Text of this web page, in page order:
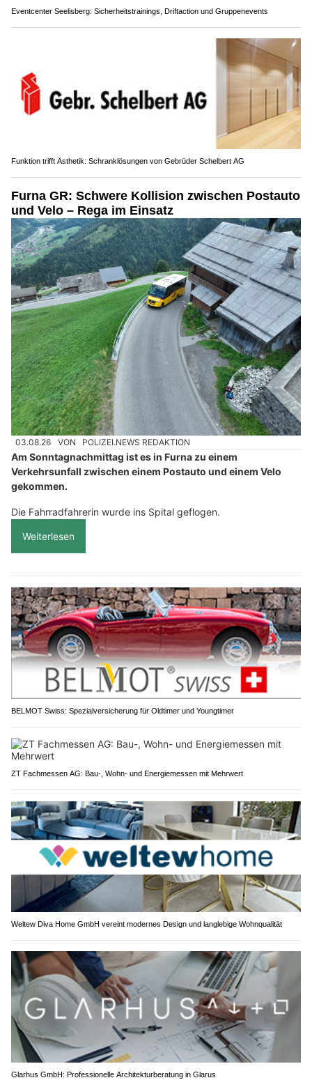
Eventcenter Seelisberg: Sicherheitstrainings, Driftaction und Gruppenevents
Funktion trifft Ästhetik: Schranklösungen von Gebrüder Schelbert AG
Furna GR: Schwere Kollision zwischen Postauto
und Velo – Rega im Einsatz
03.08.26 VON POLIZEI.NEWS REDAKTION
Am Sonntagnachmittag ist es in Furna zu einem
Verkehrsunfall zwischen einem Postauto und einem Velo
gekommen.
Die Fahrradfahrerin wurde ins Spital geflogen.
Weiterlesen
BELMOT Swiss: Spezialversicherung für Oldtimer und Youngtimer
ZT Fachmessen AG: Bau-, Wohn- und Energiemessen mit Mehrwert
Weltew Diva Home GmbH vereint modernes Design und langlebige Wohnqualität
Glarhus GmbH: Professionelle Architekturberatung in Glarus